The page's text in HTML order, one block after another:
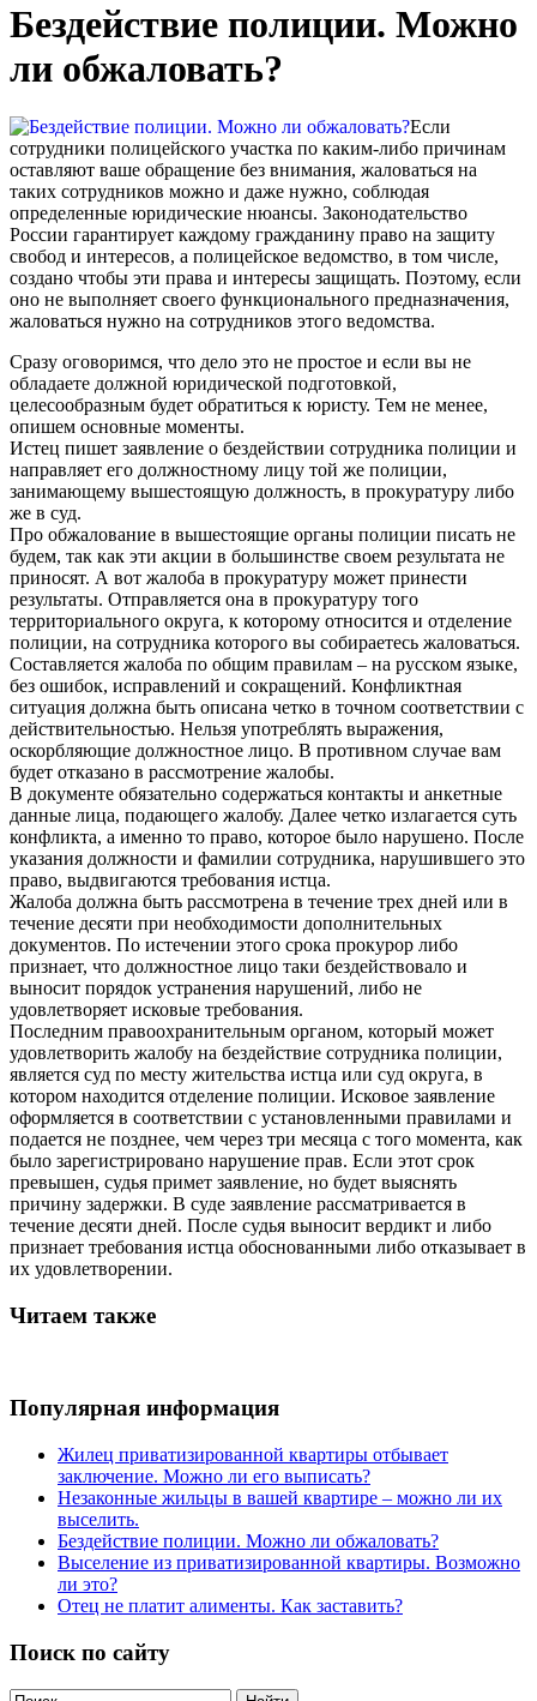
Бездействие полиции. Можно
ли обжаловать?
Если
сотрудники полицейского участка по каким-либо причинам
оставляют ваше обращение без внимания, жаловаться на
таких сотрудников можно и даже нужно, соблюдая
определенные юридические нюансы. Законодательство
России гарантирует каждому гражданину право на защиту
свобод и интересов, а полицейское ведомство, в том числе,
создано чтобы эти права и интересы защищать. Поэтому, если
оно не выполняет своего функционального предназначения,
жаловаться нужно на сотрудников этого ведомства.
Сразу оговоримся, что дело это не простое и если вы не
обладаете должной юридической подготовкой,
целесообразным будет обратиться к юристу. Тем не менее,
опишем основные моменты.
Истец пишет заявление о бездействии сотрудника полиции и
направляет его должностному лицу той же полиции,
занимающему вышестоящую должность, в прокуратуру либо
же в суд.
Про обжалование в вышестоящие органы полиции писать не
будем, так как эти акции в большинстве своем результата не
приносят. А вот жалоба в прокуратуру может принести
результаты. Отправляется она в прокуратуру того
территориального округа, к которому относится и отделение
полиции, на сотрудника которого вы собираетесь жаловаться.
Составляется жалоба по общим правилам – на русском языке,
без ошибок, исправлений и сокращений. Конфликтная
ситуация должна быть описана четко в точном соответствии с
действительностью. Нельзя употреблять выражения,
оскорбляющие должностное лицо. В противном случае вам
будет отказано в рассмотрение жалобы.
В документе обязательно содержаться контакты и анкетные
данные лица, подающего жалобу. Далее четко излагается суть
конфликта, а именно то право, которое было нарушено. После
указания должности и фамилии сотрудника, нарушившего это
право, выдвигаются требования истца.
Жалоба должна быть рассмотрена в течение трех дней или в
течение десяти при необходимости дополнительных
документов. По истечении этого срока прокурор либо
признает, что должностное лицо таки бездействовало и
выносит порядок устранения нарушений, либо не
удовлетворяет исковые требования.
Последним правоохранительным органом, который может
удовлетворить жалобу на бездействие сотрудника полиции,
является суд по месту жительства истца или суд округа, в
котором находится отделение полиции. Исковое заявление
оформляется в соответствии с установленными правилами и
подается не позднее, чем через три месяца с того момента, как
было зарегистрировано нарушение прав. Если этот срок
превышен, судья примет заявление, но будет выяснять
причину задержки. В суде заявление рассматривается в
течение десяти дней. После судья выносит вердикт и либо
признает требования истца обоснованными либо отказывает в
их удовлетворении.
Читаем также
Популярная информация
Жилец приватизированной квартиры отбывает
заключение. Можно ли его выписать?
Незаконные жильцы в вашей квартире – можно ли их
выселить.
Бездействие полиции. Можно ли обжаловать?
Выселение из приватизированной квартиры. Возможно
ли это?
Отец не платит алименты. Как заставить?
Поиск по сайту